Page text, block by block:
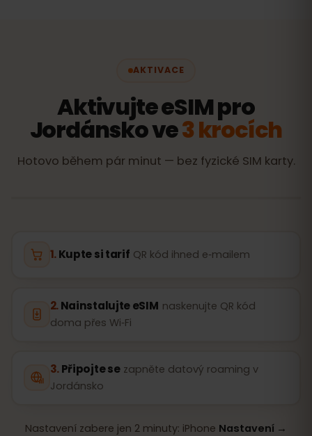
AKTIVACE
Aktivujte eSIM pro
Jordánsko ve3 krocích
Hotovo během pár minut — bez fyzické SIM karty.
Kupte si tarif QR kód ihned e‑mailem
Nainstalujte eSIM naskenujte QR kód
doma přes Wi‑Fi
Připojte se zapněte datový roaming v
Jordánsko
Nastavení zabere jen 2 minuty: iPhone Nastavení →